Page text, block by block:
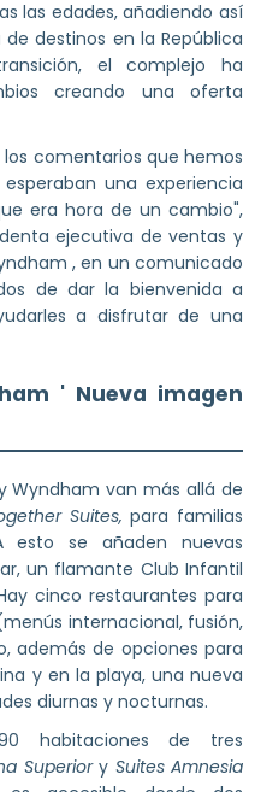
las edades, añadiendo así
destinos en la República
el complejo ha
creando una oferta
los comentarios que hemos
una experiencia
era hora de un cambio",
ejecutiva de ventas y
, en un comunicado
de dar la bienvenida a
a disfrutar de una
' Nueva imagen
Wyndham van más allá de
Suites,para familias
esto se añaden nuevas
un flamante Club Infantil
cinco restaurantes para
internacional, fusión,
además de opciones para
y en la playa, una nueva
diurnas y nocturnas.
habitaciones de tres
Superiory Suites Amnesia